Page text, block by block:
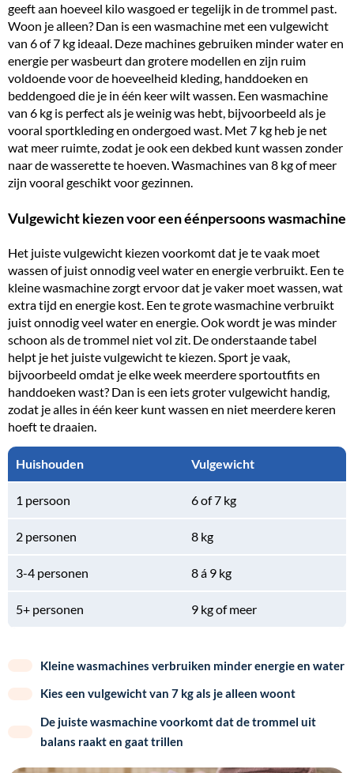
geeft aan hoeveel kilo wasgoed er tegelijk in de trommel past.
Woon je alleen? Dan is een wasmachine met een vulgewicht
van 6 of7 kg ideaal. Deze machines gebruiken minder water en
energie per wasbeurt dan grotere modellen en zijn ruim
voldoende voor de hoeveelheid kleding, handdoeken en
beddengoed die je in één keer wilt wassen. Een wasmachine
van 6 kg is perfect als je weinig was hebt, bijvoorbeeld als je
vooral sportkleding en ondergoed wast. Met 7 kg heb je net
wat meer ruimte, zodat je ook een dekbed kunt wassen zonder
naar de wasserette te hoeven. Wasmachines van 8 kgof meer
zijn vooral geschikt voor gezinnen.
Vulgewicht kiezen voor een éénpersoons wasmachine
Het juiste vulgewicht kiezen voorkomt dat je te vaak moet
wassen of juist onnodig veel water en energie verbruikt. Een te
kleine wasmachine zorgt ervoor dat je vaker moet wassen, wat
extra tijd en energie kost. Een te grote wasmachine verbruikt
juist onnodig veel water en energie. Ook wordt je was minder
schoon als de trommel niet vol zit. De onderstaande tabel
helpt je het juiste vulgewicht te kiezen. Sport je vaak,
bijvoorbeeld omdat je elke week meerdere sportoutfits en
handdoeken wast? Dan is een iets groter vulgewicht handig,
zodat je alles in één keer kunt wassen en niet meerdere keren
hoeft te draaien.
Huishouden Vulgewicht
1 persoon 6 of 7 kg
2 personen 8 kg
3-4 personen 8 á 9 kg
5+ personen 9 kg of meer
Kleine wasmachines verbruiken minder energie en water
Kies een vulgewicht van 7 kg als je alleen woont
De juiste wasmachine voorkomt dat de trommel uit
balans raakt en gaat trillen